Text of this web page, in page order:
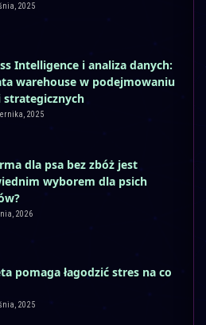
2025
Intelligence i analiza danych:
warehouse w podejmowaniu
strategicznych
2025
dla psa bez zbóż jest
wyborem dla psich
2026
pomaga łagodzić stres na co
2025